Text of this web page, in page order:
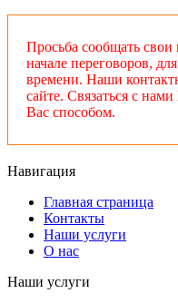
Просьба сообщать
начале переговоров,
времени. Наши
сайте. Связаться с
Вас способом.
Навигация
Главная страница
Контакты
Наши услуги
О нас
Наши услуги